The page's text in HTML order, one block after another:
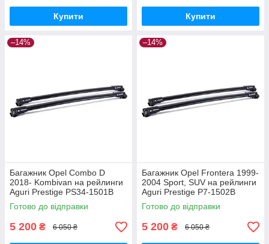
Купити Купити
–14%
Багажник Opel Combo D
2018- Kombivan на рейлинги
Aguri Prestige PS34-1501B
Готово до відправки
5 200 ₴ 6 050 ₴
–14%
Багажник Opel Frontera 1999-
2004 Sport, SUV на рейлинги
Aguri Prestige P7-1502B
Готово до відправки
5 200 ₴ 6 050 ₴